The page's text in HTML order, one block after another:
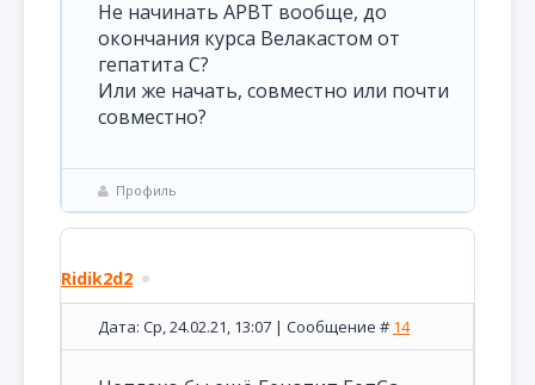
Не начинать АРВТ вообще, до
окончания курса Велакастом от
гепатита C?
Или же начать, совместно или почти
совместно?
Профиль
Ridik2d2
Дата: Ср, 24.02.21, 13:07 | Сообщение # 14